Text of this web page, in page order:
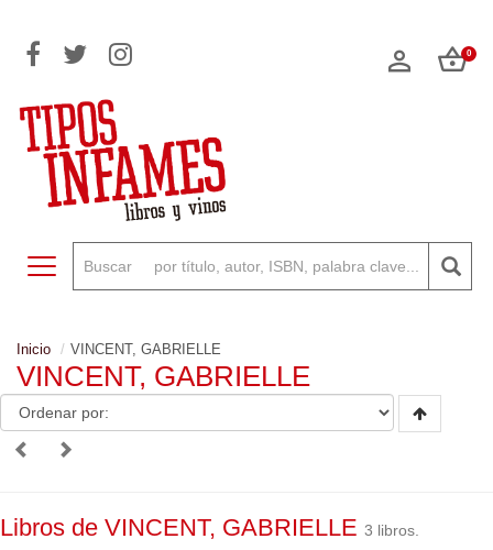
0
Toggle navigation
Inicio VINCENT, GABRIELLE
VINCENT, GABRIELLE
Libros de VINCENT, GABRIELLE 3 libros.